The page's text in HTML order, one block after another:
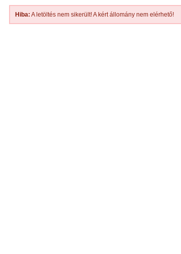
Hiba: A letöltés nem sikerült! A kért állomány nem elérhető!